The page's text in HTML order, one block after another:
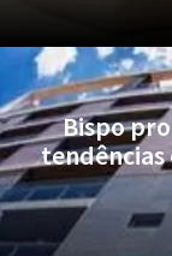
Bispo
tendências